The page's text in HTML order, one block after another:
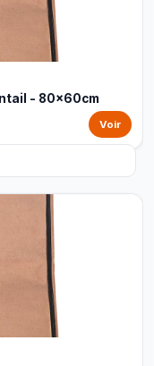
- 80x60cm
Voir